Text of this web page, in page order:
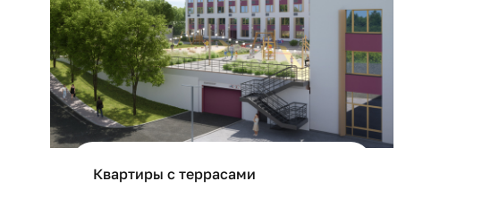
Квартиры с террасами